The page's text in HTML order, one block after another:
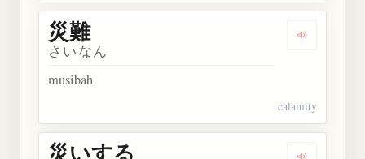
Dengarkan
災難
さいなん
musibah
calamity
災いする